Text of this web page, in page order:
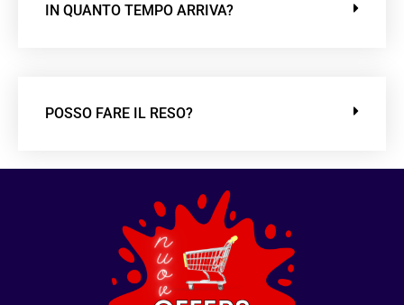
IN QUANTO TEMPO ARRIVA?
POSSO FARE IL RESO?